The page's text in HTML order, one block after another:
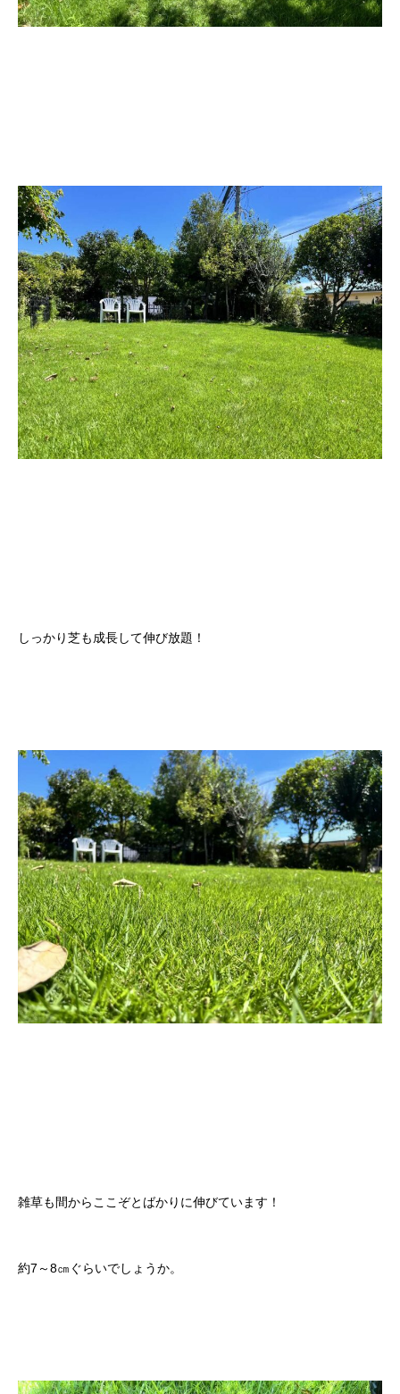
しっかり芝も成長して伸び放題！
雑草も間からここぞとばかりに伸びています！
約7～8㎝ぐらいでしょうか。